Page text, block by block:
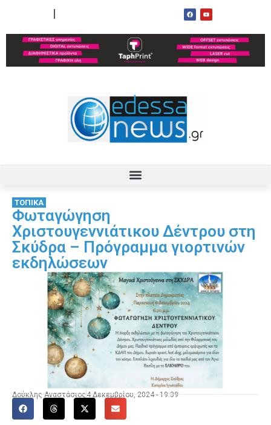
ΤΟΠΙΚΑ
Φωταγώγηση
Χριστουγεννιάτικου Δέντρου στη
Σκύδρα – Πρόγραμμα γιορτινών
εκδηλώσεων
Δούκλης Αναστάσιος 4 Δεκεμβρίου, 2024 - 19:39